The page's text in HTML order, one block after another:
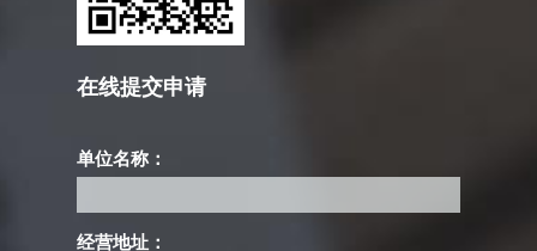
在线提交申请
单位名称：
经营地址：